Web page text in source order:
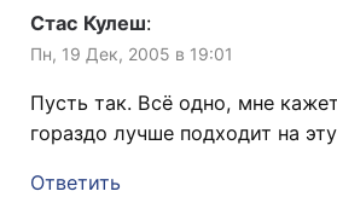
Стас Кулеш:
Пн, 19 Дек, 2005 в 19:01
Пусть так. Всё одно, мне
гораздо лучше подходит на
Ответить